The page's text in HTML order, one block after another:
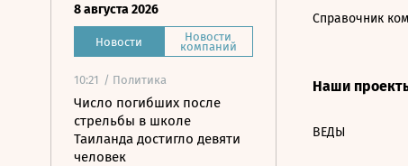
8 августа 2026
Новости Новости
компаний
10:21 / Политика
Число погибших после
стрельбы в школе
Таиланда достигло девяти
человек
Справочник
Наши
ВЕДЫ